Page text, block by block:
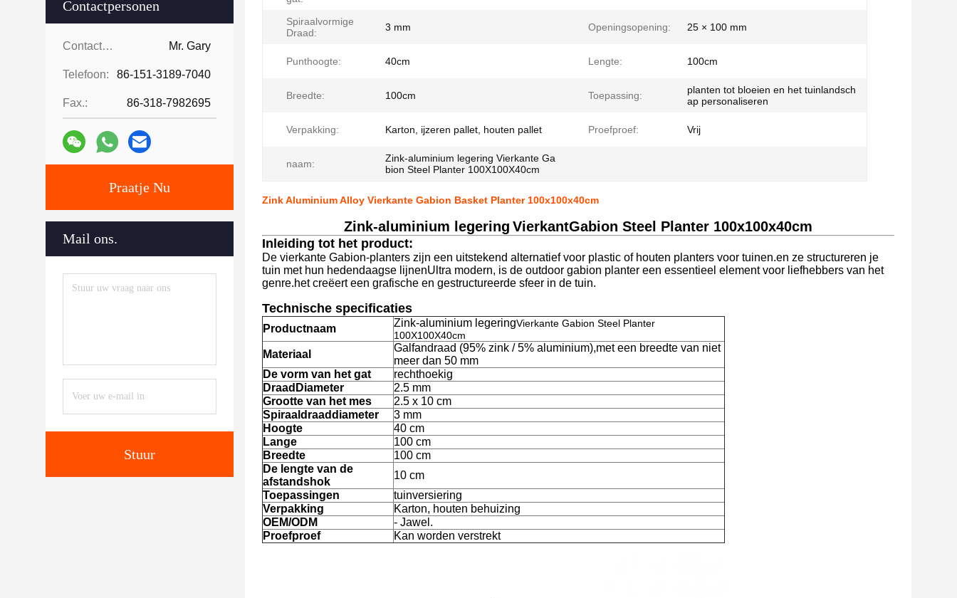
Contactpersonen
Contactpersonen: Mr. Gary
Telefoon: 86-151-3189-7040
Fax.: 86-318-7982695
Praatje Nu
Mail ons.
Stuur
Spiraalvormige
Draad:
3 mm Openingsopening: 25 × 100 mm
Punthoogte: 40cm Lengte: 100cm
Breedte: 100cm Toepassing:
planten tot bloeien en het tuinlandsch
ap personaliseren
Verpakking: Karton, ijzeren pallet, houten pallet Proefproef: Vrij
naam:
Zink-aluminium legering Vierkante Ga
bion Steel Planter 100X100X40cm
Zink Aluminium Alloy Vierkante Gabion Basket Planter 100x100x40cm
Zink-aluminium legering VierkantGabion Steel Planter 100x100x40cm
Inleiding tot het product:
De vierkante Gabion-planters zijn een uitstekend alternatief voor plastic of houten planters voor tuinen.en ze structureren je
tuin met hun hedendaagse lijnenUltra modern, is de outdoor gabion planter een essentieel element voor liefhebbers van het
genre.het creëert een grafische en gestructureerde sfeer in de tuin.
Technische specificaties
Productnaam Zink-aluminium legeringVierkante Gabion Steel Planter
100X100X40cm
Materiaal
Galfandraad (95% zink / 5% aluminium),met een breedte van niet
meer dan 50 mm
De vorm van het gat
rechthoekig
Draad Diameter
2.5 mm
Grootte van het mes
2.5 x 10 cm
Spiraaldraaddiameter
3 mm
Hoogte
40 cm
Lange
100 cm
Breedte
100 cm
De lengte van de
afstandshok
10 cm
Toepassingen
tuinversiering
Verpakking
Karton, houten behuizing
OEM/ODM
- Jawel.
Proefproef
Kan worden verstrekt